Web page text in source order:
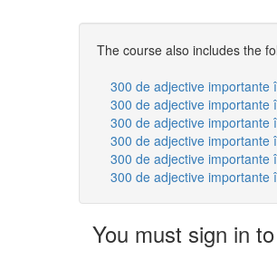
The course also includes the
300 de adjective importante
300 de adjective importante
300 de adjective importante
300 de adjective importante
300 de adjective importante
300 de adjective importante
You must sign in